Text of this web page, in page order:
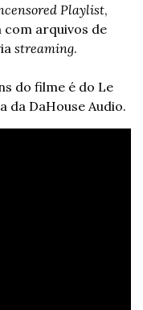
Playlist,
com arquivos de
streaming.
do filme é do Le
da DaHouse Audio.